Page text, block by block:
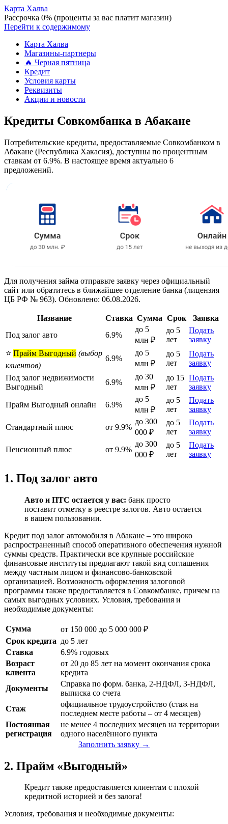
Карта Халва
Рассрочка 0% (проценты за вас платит магазин)
Перейти к содержимому
Карта Халва
Магазины-партнеры
🔥 Черная пятница
Кредит
Условия карты
Реквизиты
Акции и новости
Кредиты Совкомбанка в Абакане
Потребительские кредиты, предоставляемые Совкомбанком в
Абакане (Республика Хакасия), доступны по процентным
ставкам от 6.9%. В настоящее время актуально 6
предложений.
Для получения займа отправьте заявку через официальный
сайт или обратитесь в ближайшее отделение банка (лицензия
ЦБ РФ № 963). Обновлено: 06.08.2026.
Название Ставка Сумма Срок
Заявка
Под залог авто
6.9%
до 5
млн ₽
до 5
лет
Подать
заявку
⭐ Прайм Выгодный (выбор
клиентов)
6.9%
до 5
млн ₽
до 5
лет
Подать
заявку
Под залог недвижимости
Выгодный
6.9%
до 30
млн ₽
до 15
лет
Подать
заявку
Прайм Выгодный онлайн 6.9%
до 5
млн ₽
до 5
лет
Подать
заявку
Стандартный плюс от 9.9%
до 300
000 ₽
до 5
лет
Подать
заявку
Пенсионный плюс от 9.9%
до 300
000 ₽
до 5
лет
Подать
заявку
1. Под залог авто
Авто и ПТС остается у вас: банк просто
поставит отметку в реестре залогов. Авто остается
в вашем пользовании.
Кредит под залог автомобиля в Абакане – это широко
распространенный способ оперативного обеспечения нужной
суммы средств. Практически все крупные российские
финансовые институты предлагают такой вид соглашения
между частным лицом и финансово-банковской
организацией. Возможность оформления залоговой
программы также предоставляется в Совкомбанке, причем на
самых выгодных условиях. Условия, требования и
необходимые документы:
Сумма
от 150 000 до 5 000 000 ₽
Срок кредита до 5 лет
Ставка
6.9% годовых
Возраст
клиента
от 20 до 85 лет на момент окончания срока
кредита
Документы
Справка по форм. банка, 2-НДФЛ, 3-НДФЛ,
выписка со счета
Стаж
официальное трудоустройство (стаж на
последнем месте работы – от 4 месяцев)
Постоянная
регистрация
не менее 4 последних месяцев на территории
одного населённого пункта
Заполнить заявку →
2. Прайм «Выгодный»
Кредит также предоставляется клиентам с плохой
кредитной историей и без залога!
Условия, требования и необходимые документы: